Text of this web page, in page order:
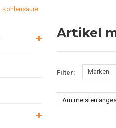
Kohlensäure
Artikel
Filter: Marken
Am meisten